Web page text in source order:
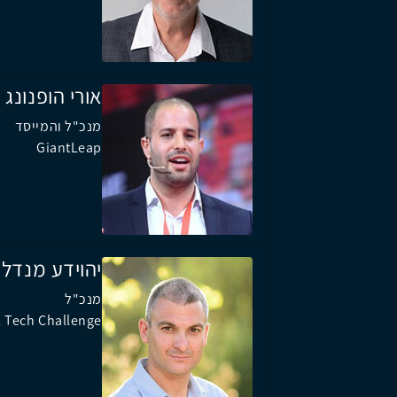
אורי הופנונג
מנכ"ל והמייסד
GiantLeap
יהוידע מנדל
מנכ"ל
Tech Challenge